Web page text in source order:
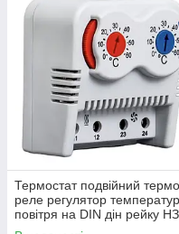
Термостат подвійний термо
реле регулятор
повітря на DIN дін рейку НЗ
НВ контакт